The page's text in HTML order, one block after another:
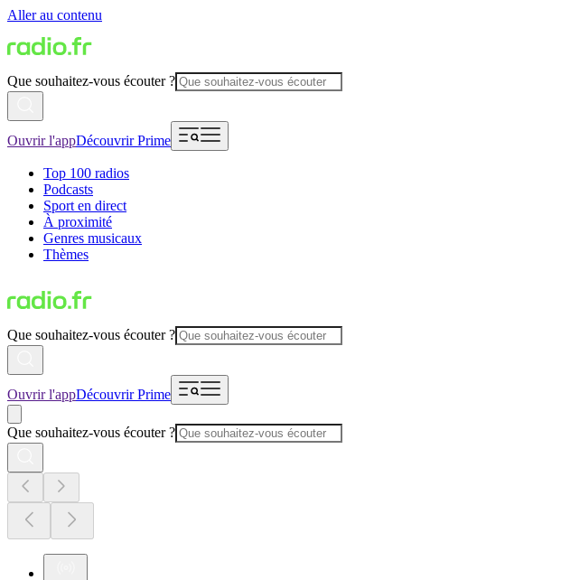
Aller au contenu
Que souhaitez-vous écouter ?
Ouvrir l'appDécouvrir Prime
Top 100 radios
Podcasts
Sport en direct
À proximité
Genres musicaux
Thèmes
Que souhaitez-vous écouter ?
Ouvrir l'appDécouvrir Prime
Que souhaitez-vous écouter ?